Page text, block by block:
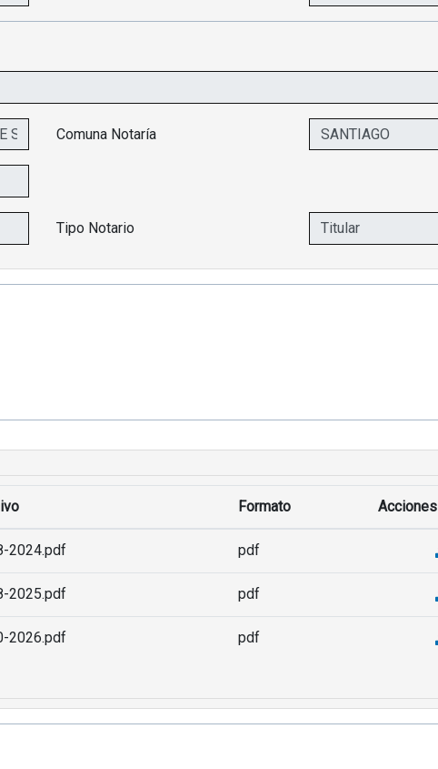
Comuna Notaría
Tipo Notario
Formato Acciones
2024.pdf pdf
2025.pdf pdf
2026.pdf pdf